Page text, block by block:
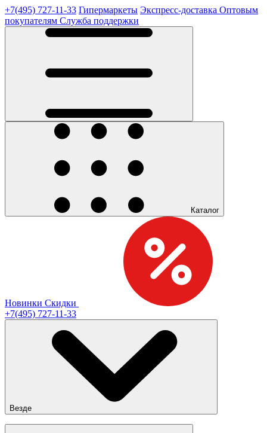
+7(495) 727-11-33 Гипермаркеты Экспресс-доставка Оптовым
покупателям Служба поддержки
Каталог
Новинки Скидки
+7(495) 727-11-33
Везде